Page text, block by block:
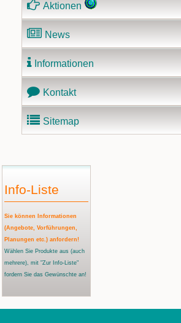
Aktionen
News
Informationen
Kontakt
Sitemap
Info-Liste
Sie können Informationen
(Angebote, Vorführungen,
Planungen etc.) anfordern!
Wählen Sie Produkte aus (auch
mehrere), mit "Zur Info-Liste"
fordern Sie das Gewünschte an!